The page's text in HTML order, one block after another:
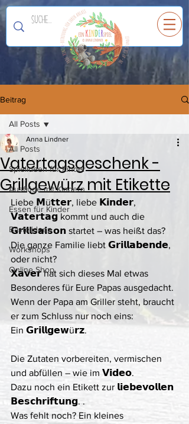
EinKINDERspiel
Beitrag
All Posts
Spielideen für Kinder
Ausflüge mit Kindern
Essen für Kinder
Bastelideen
Workshops
Online Shop
All Posts
Vatertagsgeschenk -
Grillgewürz mit Etikette
Anna Lindner
Liebe 𝗠ü𝘁𝘁𝗲𝗿, liebe 𝗞𝗶𝗻𝗱𝗲𝗿,
𝗩𝗮𝘁𝗲𝗿𝘁𝗮𝗴 kommt und auch die
𝗚𝗿𝗶𝗹𝗹𝘀𝗮𝗶𝘀𝗼𝗻 startet – was heißt das?
Die ganze Familie liebt 𝗚𝗿𝗶𝗹𝗹𝗮𝗯𝗲𝗻𝗱𝗲,
oder nicht?
𝗫𝗮𝘃𝗲𝗿 hat sich dieses Mal etwas
Besonderes für Eure Papas ausgedacht.
Wenn der Papa am Griller steht, braucht
er zum Schluss nur noch eins:
Ein 𝗚𝗿𝗶𝗹𝗹𝗴𝗲𝘄ü𝗿𝘇.
Die Zutaten vorbereiten, vermischen
und abfüllen – wie im 𝗩𝗶𝗱𝗲𝗼.
Dazu noch ein Etikett zur 𝗹𝗶𝗲𝗯𝗲𝘃𝗼𝗹𝗹𝗲𝗻
𝗕𝗲𝘀𝗰𝗵𝗿𝗶𝗳𝘁𝘂𝗻𝗴. .
Was fehlt noch? Ein kleines